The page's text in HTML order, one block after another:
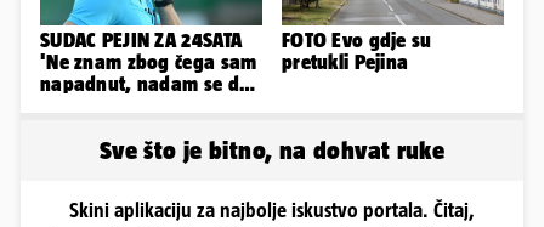
SUDAC PEJIN ZA 24SATA
'Ne znam zbog čega sam
napadnut, nadam se da
FOTO Evo gdje su
pretukli Pejina
Sve što je bitno, na dohvat ruke
Skini aplikaciju za najbolje iskustvo portala. Čitaj,